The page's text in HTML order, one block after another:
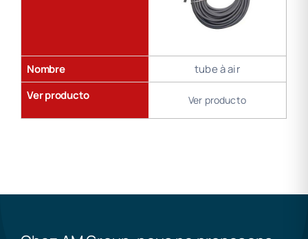
Nombre
tube à air
Ver producto
Ver producto